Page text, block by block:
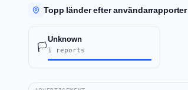
Topp länder efter användarrapporter
🏳️
Unknown
1 reports